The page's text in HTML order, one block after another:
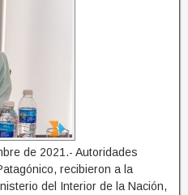
de 2021.- Autoridades
recibieron a la
del Interior de la Nación,